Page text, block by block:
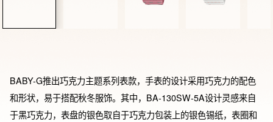
BABY-G推出巧克力主题系列表款，手表的设计采用巧克力的配色
和形状，易于搭配秋冬服饰。其中，BA-130SW-5A设计灵感来自
于黑巧克力，表盘的银色取自于巧克力包装上的银色锡纸，表圈和